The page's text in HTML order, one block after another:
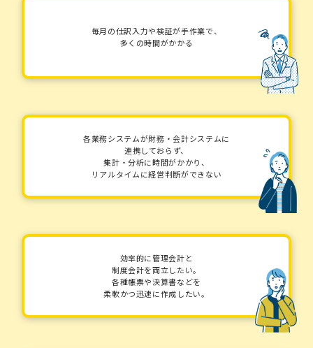
毎月の仕訳入力や検証が手作業で、
多くの時間がかかる
各業務システムが財務・会計システムに
連携しておらず、
集計・分析に時間がかかり、
リアルタイムに経営判断ができない
効率的に管理会計と
制度会計を両立したい。
各種帳票や決算書などを
柔軟かつ迅速に作成したい。